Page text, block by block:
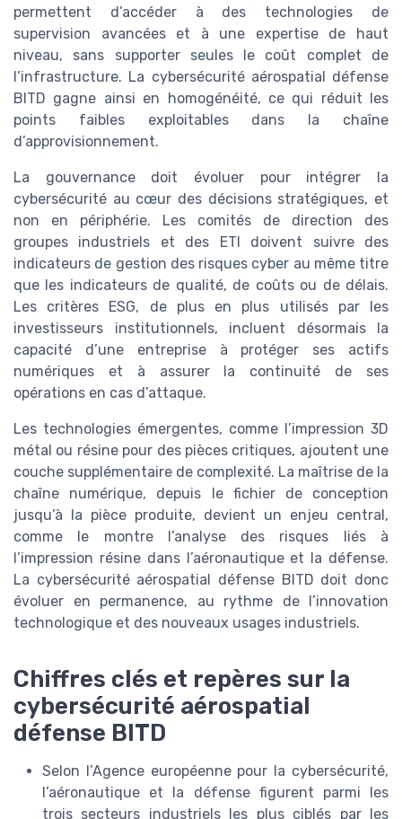
permettent d’accéder à des technologies de
supervision avancées et à une expertise de haut
niveau, sans supporter seules le coût complet de
l’infrastructure. La cybersécurité aérospatial défense
BITD gagne ainsi en homogénéité, ce qui réduit les
points faibles exploitables dans la chaîne
d’approvisionnement.
La gouvernance doit évoluer pour intégrer la
cybersécurité au cœur des décisions stratégiques, et
non en périphérie. Les comités de direction des
groupes industriels et des ETI doivent suivre des
indicateurs de gestion des risques cyber au même titre
que les indicateurs de qualité, de coûts ou de délais.
Les critères ESG, de plus en plus utilisés par les
investisseurs institutionnels, incluent désormais la
capacité d’une entreprise à protéger ses actifs
numériques et à assurer la continuité de ses
opérations en cas d’attaque.
Les technologies émergentes, comme l’impression 3D
métal ou résine pour des pièces critiques, ajoutent une
couche supplémentaire de complexité. La maîtrise de la
chaîne numérique, depuis le fichier de conception
jusqu’à la pièce produite, devient un enjeu central,
comme le montre l’analyse des risques liés à
l’impression résine dans l’aéronautique et la défense.
La cybersécurité aérospatial défense BITD doit donc
évoluer en permanence, au rythme de l’innovation
technologique et des nouveaux usages industriels.
Chiffres clés et repères sur la
cybersécurité aérospatial
défense BITD
Selon l’Agence européenne pour la cybersécurité,
l’aéronautique et la défense figurent parmi les
trois secteurs industriels les plus ciblés par les